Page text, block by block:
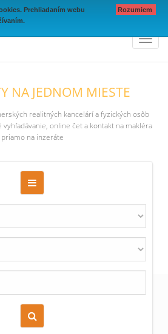
Prehliadaním webu
Rozumiem
NA JEDNOM MIESTE
realitných kancelárí a fyzických osôb
vyhľadávanie, online čet a kontakt na makléra
priamo na inzeráte
pridania